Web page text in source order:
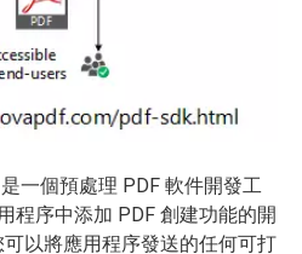
一個預處理 PDF 軟件開發工
程序中添加 PDF 創建功能的開
以將應用程序發送的任何可打